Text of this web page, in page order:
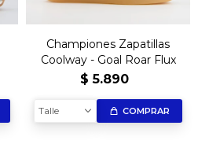
Championes Zapatillas
Coolway - Goal Roar Flux
$ 5.890
Talle COMPRAR